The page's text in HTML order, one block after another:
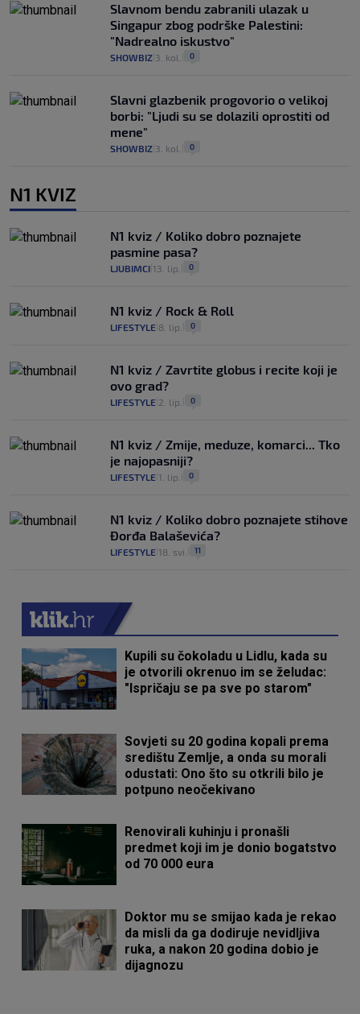
Slavnom bendu zabranili ulazak u
Singapur zbog podrške Palestini:
"Nadrealno iskustvo"
SHOWBIZ 3. kol. 0
Slavni glazbenik progovorio o velikoj
borbi: "Ljudi su se dolazili oprostiti od
mene"
SHOWBIZ 3. kol. 0
N1 KVIZ
N1 kviz / Koliko dobro poznajete
pasmine pasa?
LJUBIMCI 13. lip. 0
N1 kviz / Rock & Roll
LIFESTYLE 8. lip. 0
N1 kviz / Zavrtite globus i recite koji je
ovo grad?
LIFESTYLE 2. lip. 0
N1 kviz / Zmije, meduze, komarci... Tko
je najopasniji?
LIFESTYLE 1. lip. 0
N1 kviz / Koliko dobro poznajete stihove
Đorđa Balaševića?
LIFESTYLE 18. svi. 11
Kupili su čokoladu u Lidlu, kada su
je otvorili okrenuo im se želudac:
"Ispričaju se pa sve po starom"
Sovjeti su 20 godina kopali prema
središtu Zemlje, a onda su morali
odustati: Ono što su otkrili bilo je
potpuno neočekivano
Renovirali kuhinju i pronašli
predmet koji im je donio bogatstvo
od 70 000 eura
Doktor mu se smijao kada je rekao
da misli da ga dodiruje nevidljiva
ruka, a nakon 20 godina dobio je
dijagnozu